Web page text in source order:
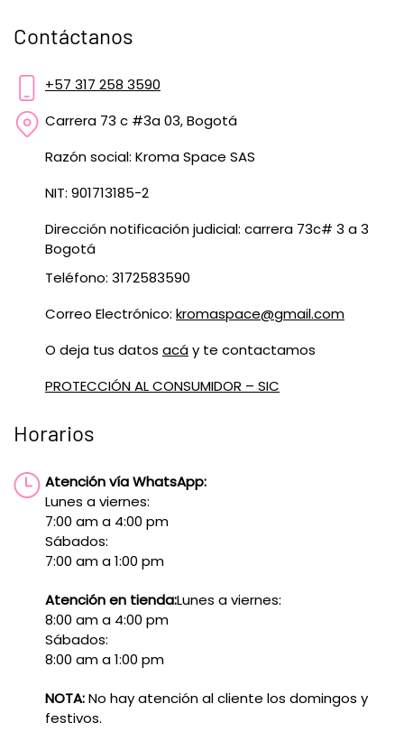
Contáctanos
+57 317 258 3590
Carrera 73 c #3a 03, Bogotá
Razón social: Kroma Space SAS
NIT: 901713185-2
Dirección notificación judicial: carrera 73c# 3 a 3
Bogotá
Teléfono: 3172583590
Correo Electrónico: kromaspace@gmail.com
O deja tus datos acáy te contactamos
PROTECCIÓN AL CONSUMIDOR – SIC
Horarios
Atención vía WhatsApp:
Lunes a viernes:
7:00 am a 4:00 pm
Sábados:
7:00 am a 1:00 pm
Atención en tienda:Lunes a viernes:
8:00 am a 4:00 pm
Sábados:
8:00 am a 1:00 pm
NOTA:No hay atención al cliente los domingos y
festivos.